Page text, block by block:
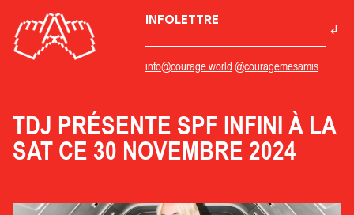
INFOLETTRE
info@courage.world @couragemesamis
TDJ PRÉSENTE SPF INFINI À LA
SAT CE 30 NOVEMBRE 2024